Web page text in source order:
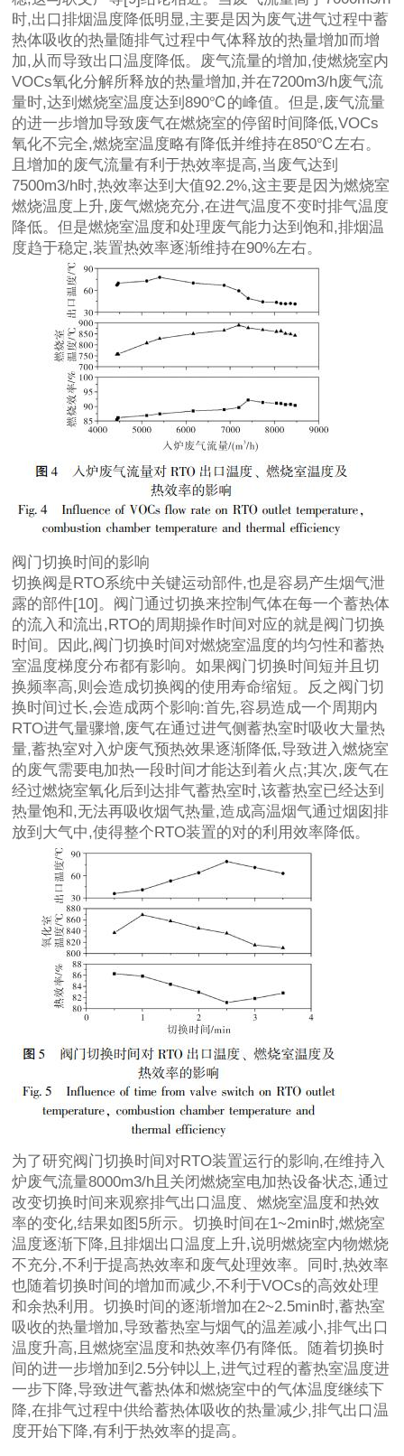
时,出口排烟温度降低明显,主要是因为废气进气过程中蓄
热体吸收的热量随排气过程中气体释放的热量增加而增
加,从而导致出口温度降低。废气流量的增加,使燃烧室内
VOCs氧化分解所释放的热量增加,并在7200m3/h废气流
量时,达到燃烧室温度达到890℃的峰值。但是,废气流量
的进一步增加导致废气在燃烧室的停留时间降低,VOCs
氧化不完全,燃烧室温度略有降低并维持在850℃左右。
且增加的废气流量有利于热效率提高,当废气达到
7500m3/h时,热效率达到大值92.2%,这主要是因为燃烧室
燃烧温度上升,废气燃烧充分,在进气温度不变时排气温度
降低。但是燃烧室温度和处理废气能力达到饱和,排烟温
度趋于稳定,装置热效率逐渐维持在90%左右。
阀门切换时间的影响
切换阀是RTO系统中关键运动部件,也是容易产生烟气泄
露的部件[10]。阀门通过切换来控制气体在每一个蓄热体
的流入和流出,RTO的周期操作时间对应的就是阀门切换
时间。因此,阀门切换时间对燃烧室温度的均匀性和蓄热
室温度梯度分布都有影响。如果阀门切换时间短并且切
换频率高,则会造成切换阀的使用寿命缩短。反之阀门切
换时间过长,会造成两个影响:首先,容易造成一个周期内
RTO进气量骤增,废气在通过进气侧蓄热室时吸收大量热
量,蓄热室对入炉废气预热效果逐渐降低,导致进入燃烧室
的废气需要电加热一段时间才能达到着火点;其次,废气在
经过燃烧室氧化后到达排气蓄热室时,该蓄热室已经达到
热量饱和,无法再吸收烟气热量,造成高温烟气通过烟囱排
放到大气中,使得整个RTO装置的对的利用效率降低。
为了研究阀门切换时间对RTO装置运行的影响,在维持入
炉废气流量8000m3/h且关闭燃烧室电加热设备状态,通过
改变切换时间来观察排气出口温度、燃烧室温度和热效
率的变化,结果如图5所示。切换时间在1~2min时,燃烧室
温度逐渐下降,且排烟出口温度上升,说明燃烧室内物燃烧
不充分,不利于提高热效率和废气处理效率。同时,热效率
也随着切换时间的增加而减少,不利于VOCs的高效处理
和余热利用。切换时间的逐渐增加在2~2.5min时,蓄热室
吸收的热量增加,导致蓄热室与烟气的温差减小,排气出口
温度升高,且燃烧室温度和热效率仍有降低。随着切换时
间的进一步增加到2.5分钟以上,进气过程的蓄热室温度进
一步下降,导致进气蓄热体和燃烧室中的气体温度继续下
降,在排气过程中供给蓄热体吸收的热量减少,排气出口温
度开始下降,有利于热效率的提高。